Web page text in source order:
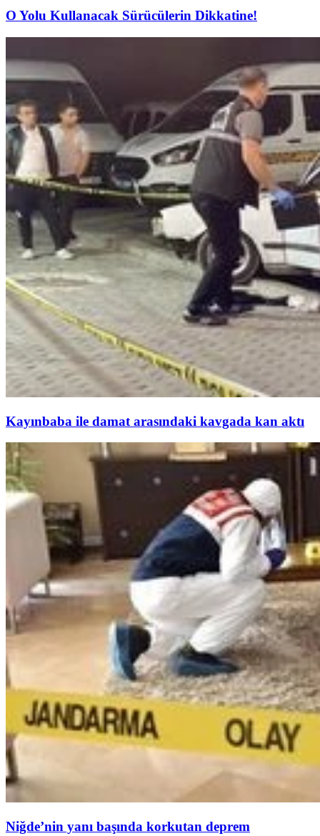
O Yolu Kullanacak Sürücülerin Dikkatine!
Kayınbaba ile damat arasındaki kavgada kan aktı
Niğde’nin yanı başında korkutan deprem